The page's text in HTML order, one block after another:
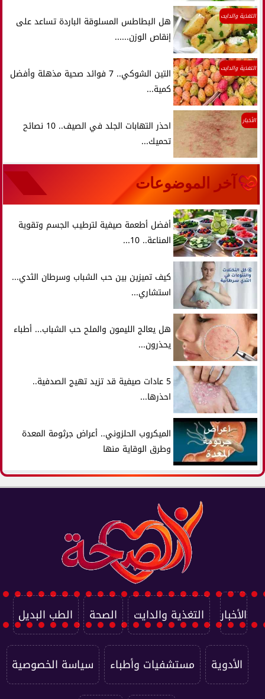
التغذية والدايت
هل البطاطس المسلوقة الباردة تساعد على
إنقاص الوزن......
التغذية والدايت
التين الشوكي.. 7 فوائد صحية مذهلة وأفضل
كمية...
الأخبار
احذر التهابات الجلد في الصيف.. 10 نصائح
تحميك...
آخر الموضوعات
أفضل أطعمة صيفية لترطيب الجسم وتقوية
المناعة.. 10...
كيف تميزين بين حب الشباب وسرطان الثدي...
استشاري...
هل يعالج الليمون والملح حب الشباب... أطباء
يحذرون...
5 عادات صيفية قد تزيد تهيج الصدفية..
احذرها...
الميكروب الحلزوني.. أعراض جرثومة المعدة
وطرق الوقاية منها
الأخبار التغذية والدايت الصحة الطب البديل
الأدوية مستشفيات وأطباء سياسة الخصوصية